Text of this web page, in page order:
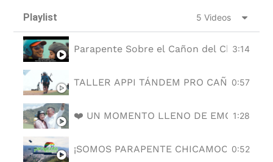
Playlist 5 Videos
Parapente Sobre el Cañon del 3:14
TALLER APPI TÁNDEM PRO CAÑÓN DEL
0:57
❤️ UN MOMENTO LLENO DE EMOCIÓN ❤️
1:28
¡SOMOS PARAPENTE CHICAMOCHA!
0:52